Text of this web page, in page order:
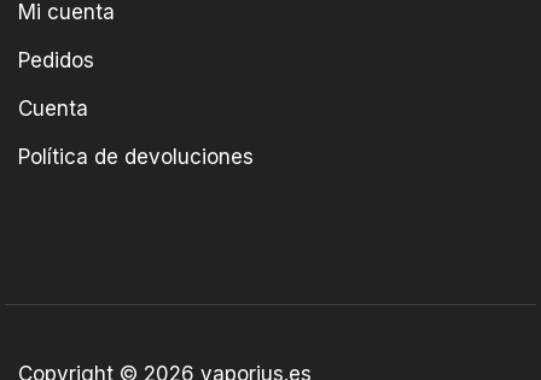
Mi cuenta
Pedidos
Cuenta
Política de devoluciones
Copyright © 2026 vaporius.es